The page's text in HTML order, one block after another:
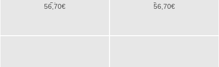
Blu
56,70€
Cognac
56,70€